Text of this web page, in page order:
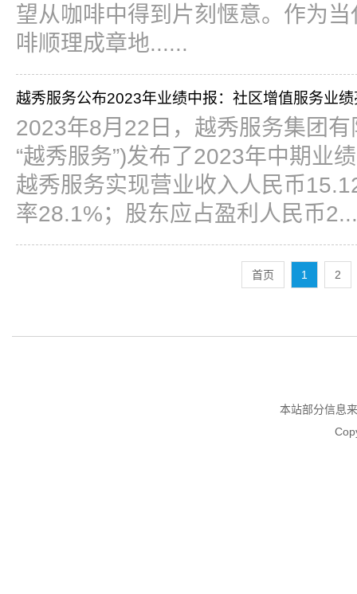
望从咖啡中得到片刻惬意。作为当
啡顺理成章地......
越秀服务公布2023年业绩中报：社区增值服务业
2023年8月22日，越秀服务集团
“越秀服务”)发布了2023年中期业
越秀服务实现营业收入人民币
率28.1%；股东应占盈利人民币
首页 1 2
本站部分信息